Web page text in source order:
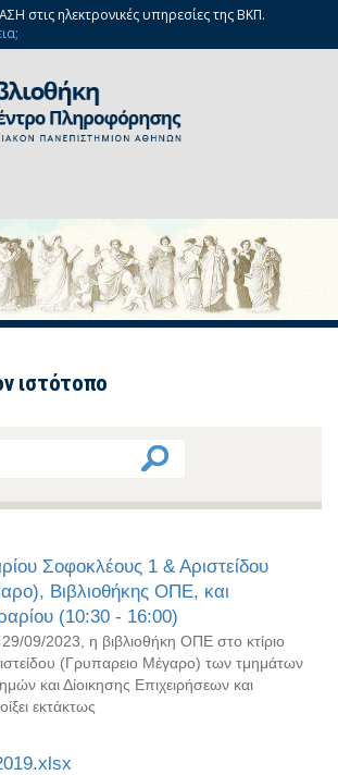
στις ηλεκτρονικές υπηρεσίες της ΒΚΠ.
ιστότοπο
Σοφοκλέους 1 & Αριστείδου
Βιβλιοθήκης ΟΠΕ, και
(10:30 - 16:00)
09/2023, η βιβλιοθήκη ΟΠΕ στο κτίριο
(Γρυπαρειο Μέγαρο) των τμημάτων
και Δίοικησης Επιχειρήσεων και
εκτάκτως